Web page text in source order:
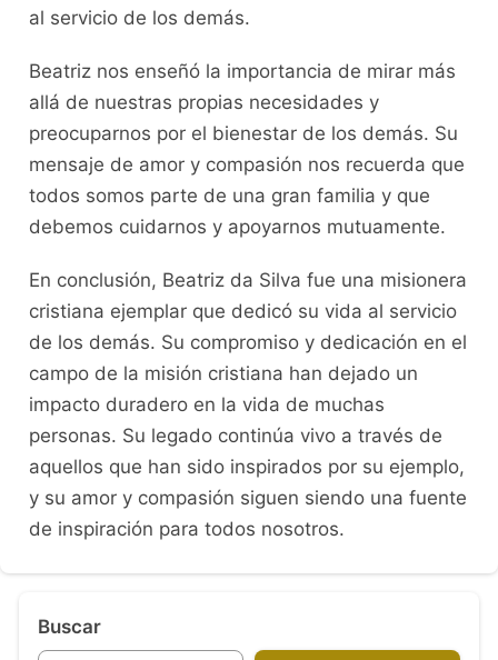
al servicio de los demás.
Beatriz nos enseñó la importancia de mirar más
allá de nuestras propias necesidades y
preocuparnos por el bienestar de los demás. Su
mensaje de amor y compasión nos recuerda que
todos somos parte de una gran familia y que
debemos cuidarnos y apoyarnos mutuamente.
En conclusión, Beatriz da Silva fue una misionera
cristiana ejemplar que dedicó su vida al servicio
de los demás. Su compromiso y dedicación en el
campo de la misión cristiana han dejado un
impacto duradero en la vida de muchas
personas. Su legado continúa vivo a través de
aquellos que han sido inspirados por su ejemplo,
y su amor y compasión siguen siendo una fuente
de inspiración para todos nosotros.
Buscar